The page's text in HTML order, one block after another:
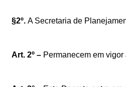
§2º. A Secretaria de
Art. 2º – Permanecem em vigor